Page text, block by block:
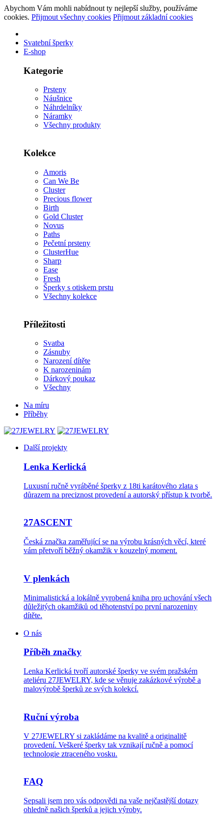
Abychom Vám mohli nabídnout ty nejlepší služby, používáme
cookies. Přijmout všechny cookies Přijmout základní cookies
Svatební šperky
E-shop
Kategorie
Prsteny
Náušnice
Náhrdelníky
Náramky
Všechny produkty
Kolekce
Amoris
Can We Be
Cluster
Precious flower
Birth
Gold Cluster
Novus
Paths
Pečetní prsteny
ClusterHue
Sharp
Ease
Fresh
Šperky s otiskem prstu
Všechny kolekce
Příležitosti
Svatba
Zásnuby
Narození dítěte
K narozeninám
Dárkový poukaz
Všechny
Na míru
Příběhy
Další projekty
Lenka Kerlická
Luxusní ručně vyráběné šperky z 18ti karátového zlata s
důrazem na preciznost provedení a autorský přístup k tvorbě.
27ASCENT
Česká značka zaměřující se na výrobu krásných věcí, které
vám přetvoří běžný okamžik v kouzelný moment.
V plenkách
Minimalistická a lokálně vyrobená kniha pro uchování všech
důležitých okamžiků od těhotenství po první narozeniny
dítěte.
O nás
Příběh značky
Lenka Kerlická tvoří autorské šperky ve svém pražském
ateliéru 27JEWELRY, kde se věnuje zakázkové výrobě a
malovýrobě šperků ze svých kolekcí.
Ruční výroba
V 27JEWELRY si zakládáme na kvalitě a originalitě
provedení. Veškeré šperky tak vznikají ručně a pomocí
technologie ztraceného vosku.
FAQ
Sepsali jsem pro vás odpovědi na vaše nejčastější dotazy
ohledně našich šperků a jejich výroby.